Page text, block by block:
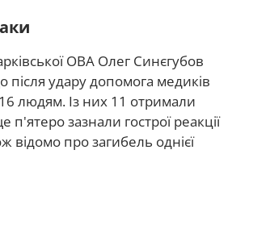
ОВА Олег Синєгубов
після удару допомога медиків
людям. Із них 11 отримали
зазнали гострої реакції
відомо про загибель однієї